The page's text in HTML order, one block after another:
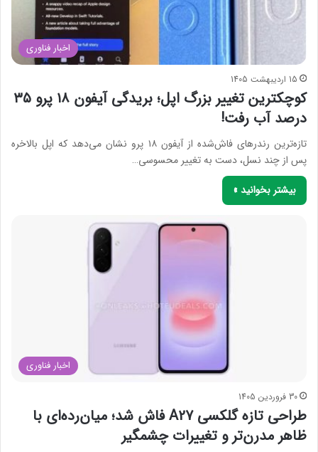
اخبار فناوری
15 اردیبهشت 1405
کوچکترین تغییر بزرگ اپل؛ بریدگی آیفون ۱۸ پرو ۳۵
درصد آب رفت!
تازه‌ترین رندرهای فاش‌شده از آیفون ۱۸ پرو نشان می‌دهد که اپل بالاخره
پس از چند نسل، دست به تغییر محسوسی…
بیشتر بخوانید »
اخبار فناوری
30 فروردین 1405
طراحی تازه گلکسی A27 فاش شد؛ میان‌رده‌ای با
ظاهر مدرن‌تر و تغییرات چشمگیر